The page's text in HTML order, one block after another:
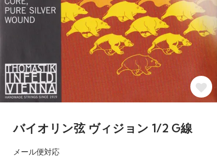
バイオリン弦 ヴィジョン 1/2 G線
メール便対応